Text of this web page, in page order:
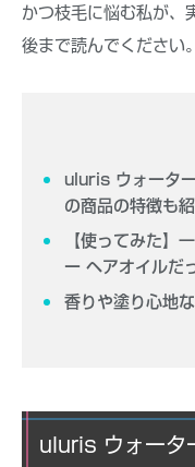
かつ枝毛に悩む私が、
後まで読んでください。
uluris ウォータ
の商品の特徴も
【使ってみた】
ー ヘアオイルだ
香りや塗り心地
uluris ウォータ